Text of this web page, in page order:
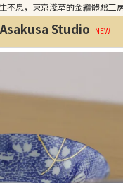
不息，東京淺草的金繼體驗工
Studio NEW